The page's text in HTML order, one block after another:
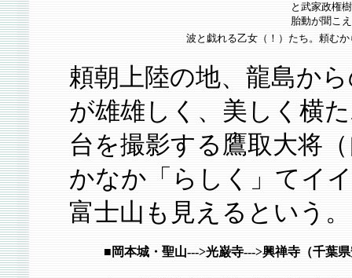
と武家政権
胎動が聞こ
波と戯れる乙女（！）たち。頼む
頼朝上陸の地、龍島か
が雄雄しく、美しく横
台を撮影する鷹取大将
かなか「らしく」てイ
富士山も見えるという。
■岡本城・聖山--->光巌寺--->興禅寺（千葉